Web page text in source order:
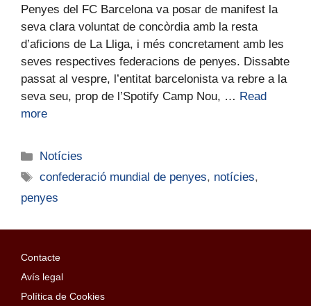
Penyes del FC Barcelona va posar de manifest la
seva clara voluntat de concòrdia amb la resta
d’aficions de La Lliga, i més concretament amb les
seves respectives federacions de penyes. Dissabte
passat al vespre, l’entitat barcelonista va rebre a la
seva seu, prop de l’Spotify Camp Nou, … Read
more
Notícies
confederació mundial de penyes, notícies,
penyes
Contacte
Avís legal
Política de Cookies